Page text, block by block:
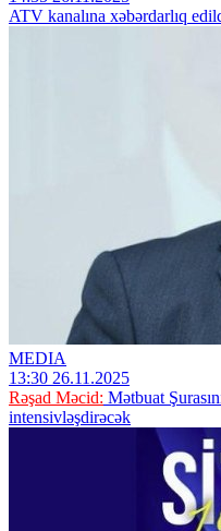
ATV kanalına xəbərdarlıq
MEDIA
13:30 26.11.2025
Rəşad Məcid: Mətbuat
intensivləşdirəcək